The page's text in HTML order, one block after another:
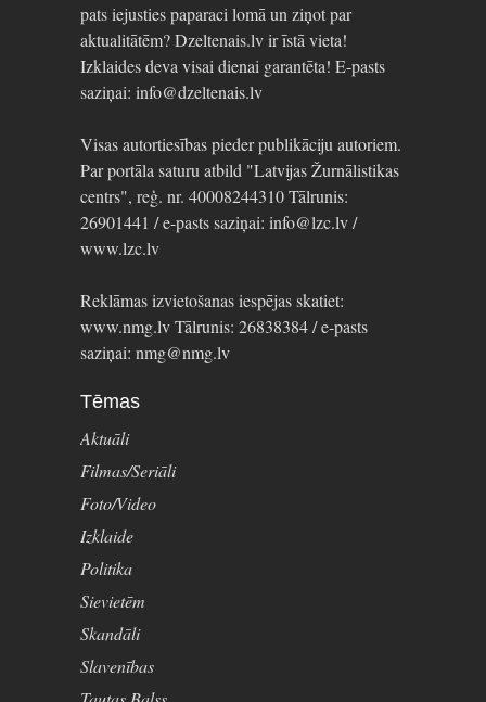
pats iejusties paparaci lomā un ziņot par
aktualitātēm? Dzeltenais.lv ir īstā vieta!
Izklaides deva visai dienai garantēta! E-pasts
saziņai: info@dzeltenais.lv
Visas autortiesības pieder publikāciju autoriem.
Par portāla saturu atbild "Latvijas Žurnālistikas
centrs", reģ. nr. 40008244310 Tālrunis:
26901441 / e-pasts saziņai: info@lzc.lv /
www.lzc.lv
Reklāmas izvietošanas iespējas skatiet:
www.nmg.lv Tālrunis: 26838384 / e-pasts
saziņai: nmg@nmg.lv
Tēmas
Aktuāli
Filmas/Seriāli
Foto/Video
Izklaide
Politika
Sievietēm
Skandāli
Slavenības